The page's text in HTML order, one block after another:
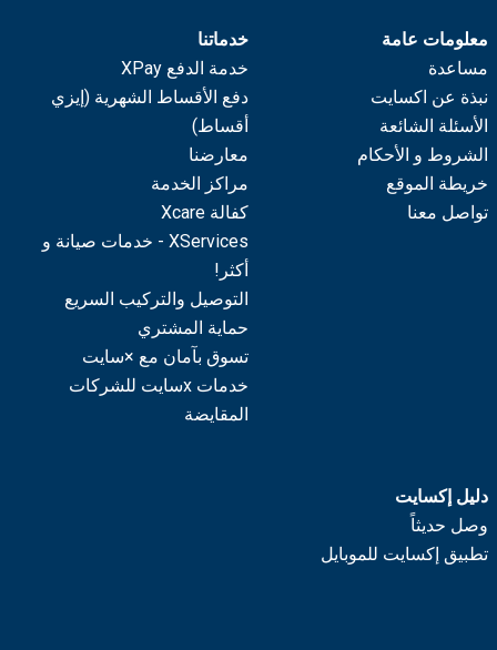
معلومات عامة
مساعدة
نبذة عن اكسايت
الأسئلة الشائعة
الشروط و الأحكام
خريطة الموقع
تواصل معنا
خدماتنا
خدمة الدفع XPay
دفع الأقساط الشهرية (إيزي
أقساط)
معارضنا
مراكز الخدمة
كفالة Xcare
XServices - خدمات صيانة و
أكثر!
التوصيل والتركيب السريع
حماية المشتري
تسوق بآمان مع ×سايت
خدمات xسايت للشركات
المقايضة
دليل إكسايت
وصل حديثاً
تطبيق إكسايت للموبايل